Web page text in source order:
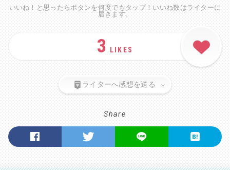
いいね！と思ったらボタンを何度でもタップ！いいね数はライターに
届きます。
3 LIKES
ライターへ感想を送る
Share